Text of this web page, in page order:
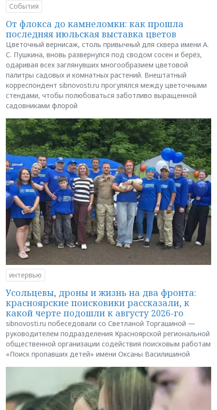
События
От флокса до камнеломки: как прошла
последняя июльская выставка цветов
Цветочный вернисаж, столь привычный для сквера имени А.
С. Пушкина, вновь развернулся под сводом сосен и берёз,
одаривая всех заглянувших многообразием цветовой
палитры садовых и комнатных растений. Внештатный
корреспондент sibnovosti.ru прогулялся между цветочными
стендами, чтобы полюбоваться заботливо выращенной
садовниками флорой
интервью
Усольцевы, дроны и жизнь на два фронта:
красноярские поисковики рассказали, к
какой черте подошли к августу 2026-го
sibnovosti.ru побеседовали со Светланой Торгашиной —
руководителем подразделения Красноярской региональной
общественной организации содействия поисковым работам
«Поиск пропавших детей» имени Оксаны Василишиной